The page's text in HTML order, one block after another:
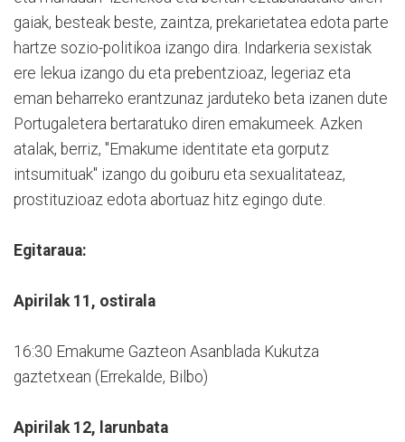
gaiak, besteak beste, zaintza, prekarietatea edota parte
hartze sozio-politikoa izango dira. Indarkeria sexistak
ere lekua izango du eta prebentzioaz, legeriaz eta
eman beharreko erantzunaz jarduteko beta izanen dute
Portugaletera bertaratuko diren emakumeek. Azken
atalak, berriz, "Emakume identitate eta gorputz
intsumituak" izango du goiburu eta sexualitateaz,
prostituzioaz edota abortuaz hitz egingo dute.
Egitaraua:
Apirilak 11, ostirala
16:30 Emakume Gazteon Asanblada Kukutza
gaztetxean (Errekalde, Bilbo)
Apirilak 12, larunbata